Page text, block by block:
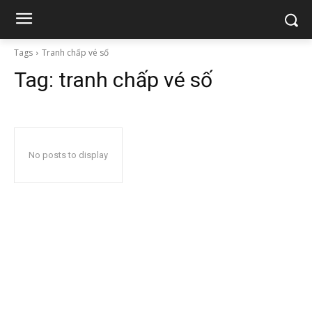
Tags Tranh chấp vé số
Tag: tranh chấp vé số
No posts to display